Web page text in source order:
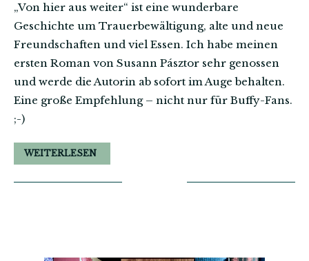
„Von hier aus weiter“ ist eine wunderbare
Geschichte um Trauerbewältigung, alte und neue
Freundschaften und viel Essen. Ich habe meinen
ersten Roman von Susann Pásztor sehr genossen
und werde die Autorin ab sofort im Auge behalten.
Eine große Empfehlung – nicht nur für Buffy-Fans.
;-)
WEITERLESEN